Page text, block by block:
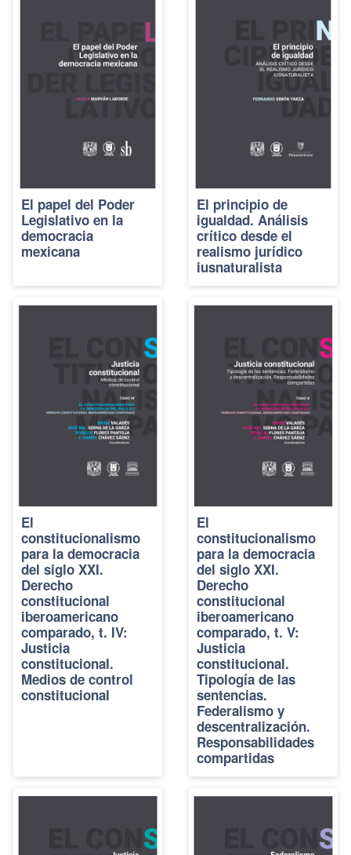
El papel del Poder
Legislativo en la
democracia
mexicana
El principio de
igualdad. Análisis
crítico desde el
realismo jurídico
iusnaturalista
El
constitucionalismo
para la democracia
del siglo XXI.
Derecho
constitucional
iberoamericano
comparado, t. IV:
Justicia
constitucional.
Medios de control
constitucional
El
constitucionalismo
para la democracia
del siglo XXI.
Derecho
constitucional
iberoamericano
comparado, t. V:
Justicia
constitucional.
Tipología de las
sentencias.
Federalismo y
descentralización.
Responsabilidades
compartidas